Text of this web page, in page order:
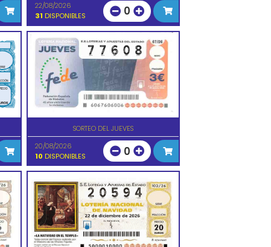
22/08/2026
31 DISPONIBLES 0
SORTEO DEL JUEVES
20/08/2026
10 DISPONIBLES 0